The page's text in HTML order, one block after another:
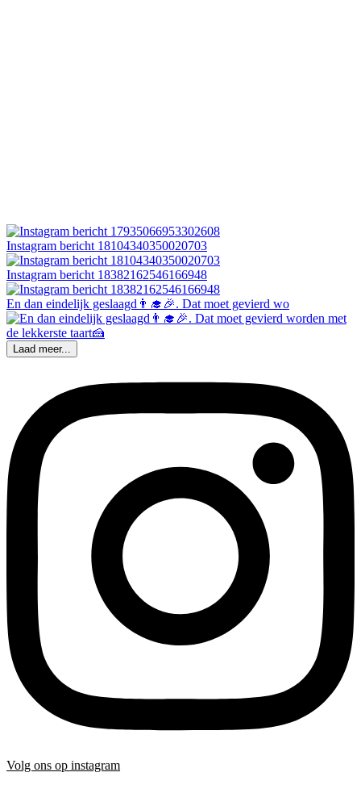
Instagram bericht 18104340350020703
Instagram bericht 18382162546166948
En dan eindelijk geslaagd👨‍🎓🎉. Dat moet gevierd wo
Laad meer...
Volg ons op instagram